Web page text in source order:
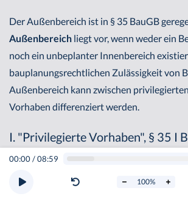
00:00/08:59
100%
Der Außenbereich ist in § 35 BauGB
Außenbereich liegt vor, wenn weder ein
noch ein unbeplanter Innenbereich
bauplanungsrechtlichen Zulässigkeit von
Außenbereich kann zwischen
Vorhaben differenziert werden.
I. "Privilegierte Vorhaben", § 35 I
Die privilegierten Vorhaben im
BauGB geregelt. Beispiel: Landwirtschaft,